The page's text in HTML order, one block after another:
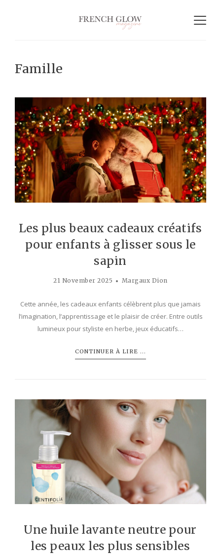
Famille
Les plus beaux cadeaux créatifs
pour enfants à glisser sous le
sapin
21 November 2025 Margaux Dion
Cette année, les cadeaux enfants célèbrent plus que jamais
l’imagination, l’apprentissage et le plaisir de créer. Entre outils
lumineux pour styliste en herbe, jeux éducatifs…
CONTINUER À LIRE ...
Une huile lavante neutre pour
les peaux les plus sensibles